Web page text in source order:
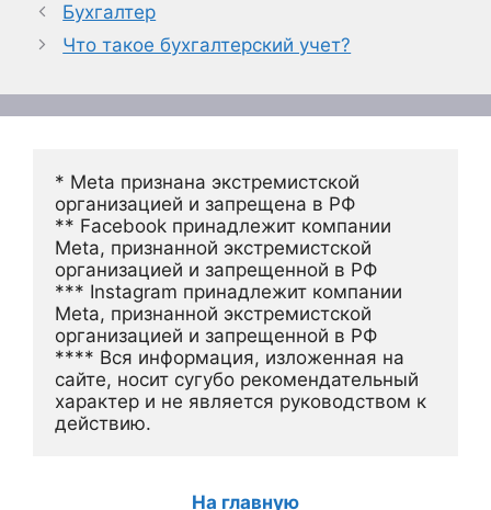
Бухгалтер
Что такое бухгалтерский учет?
* Meta признана экстремистской
организацией и запрещена в РФ
** Facebook принадлежит компании
Meta, признанной экстремистской
организацией и запрещенной в РФ
*** Instagram принадлежит компании
Meta, признанной экстремистской
организацией и запрещенной в РФ
**** Вся информация, изложенная на
сайте, носит сугубо рекомендательный
характер и не является руководством к
действию.
На главную